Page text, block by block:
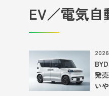
EV／電気自
発
い